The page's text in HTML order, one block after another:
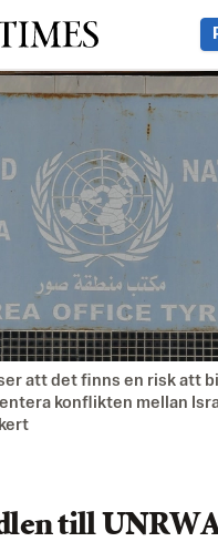
Times
att det finns en risk att
konflikten mellan
till